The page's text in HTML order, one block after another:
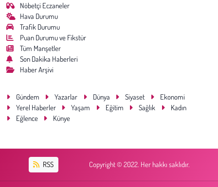
Nöbetçi Eczaneler
Hava Durumu
Trafik Durumu
Puan Durumu ve Fikstür
Tüm Manşetler
Son Dakika Haberleri
Haber Arşivi
Gündem Yazarlar Dünya Siyaset
Ekonomi
Yerel Haberler
Yaşam Eğitim Sağlık
Kadın
Eğlence
Künye
RSS Copyright © 2022. Her hakkı saklıdır.